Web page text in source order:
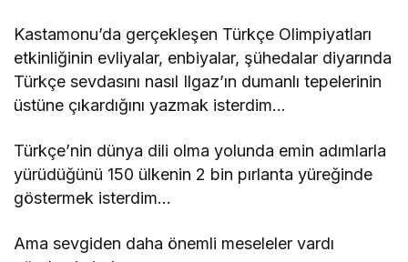
Kastamonu’da gerçekleşen Türkçe Olimpiyatları
etkinliğinin evliyalar, enbiyalar, şühedalar diyarında
Türkçe sevdasını nasıl Ilgaz’ın dumanlı tepelerinin
üstüne çıkardığını yazmak isterdim…
Türkçe’nin dünya dili olma yolunda emin adımlarla
yürüdüğünü 150 ülkenin 2 bin pırlanta yüreğinde
göstermek isterdim…
Ama sevgiden daha önemli meseleler vardı